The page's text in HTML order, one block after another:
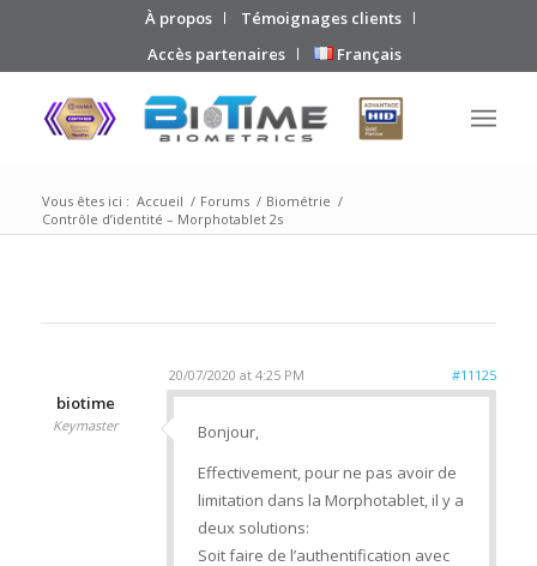
À propos
Témoignages clients
Accès partenaires
Français
Vous êtes ici : Accueil / Forums / Biométrie /
Contrôle d’identité – Morphotablet 2s
20/07/2020 at 4:25 PM #11125
biotime
Keymaster
Bonjour,
Effectivement, pour ne pas avoir de
limitation dans la Morphotablet, il y a
deux solutions:
Soit faire de l’authentification avec